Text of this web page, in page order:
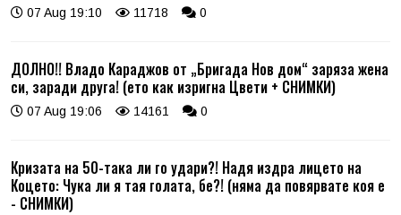
07 Aug 19:10 11718 0
ДОЛНО!! Владо Караджов от „Бригада Нов дом“ заряза жена
си, заради друга! (ето как изригна Цвети + СНИМКИ)
07 Aug 19:06 14161 0
Кризата на 50-така ли го удари?! Надя издра лицето на
Коцето: Чука ли я тая голата, бе?! (няма да повярвате коя е
- СНИМКИ)